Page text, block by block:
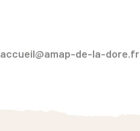
accueil@amap-de-la-dore.fr